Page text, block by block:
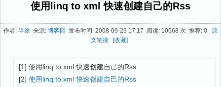
使用linq to xml 快速创建自己的Rss
作者: 半途 来源: 博客园 发布时间: 2008-09-23 17:17 阅读: 10668 次 推荐: 0 原
文链接
[收藏]
[1] 使用linq to xml 快速创建自己的Rss
[2] 使用linq to xml 快速创建自己的Rss